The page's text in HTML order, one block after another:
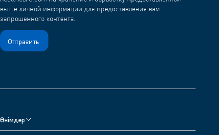
выше личной информации для предоставления вам
запрошенного контента.
Өнімдер